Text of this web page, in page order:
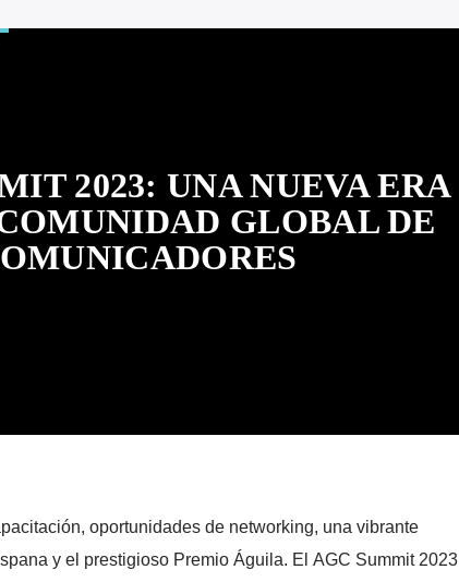
2023: UNA NUEVA ERA
GLOBAL DE
oportunidades de networking, una vibrante
y el prestigioso Premio Águila. El AGC Summit 2023